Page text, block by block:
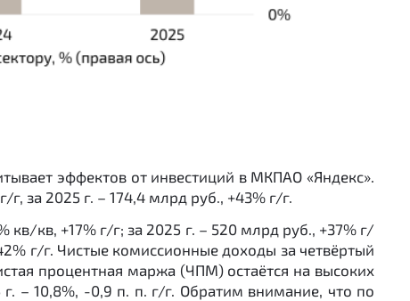
эффектов от инвестиций в МКПАО «Яндекс».
за 2025 г. – 174,4 млрд руб., +43% г/г.
кв, +17% г/г; за 2025 г. – 520 млрд руб., +37% г/
г/г. Чистые комиссионные доходы за четвёртый
процентная маржа (ЧПМ) остаётся на высоких
г. – 10,8%, -0,9 п. п. г/г. Обратим внимание, что по